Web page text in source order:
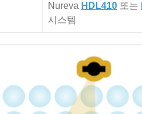
Nureva HDL410 또는
시스템